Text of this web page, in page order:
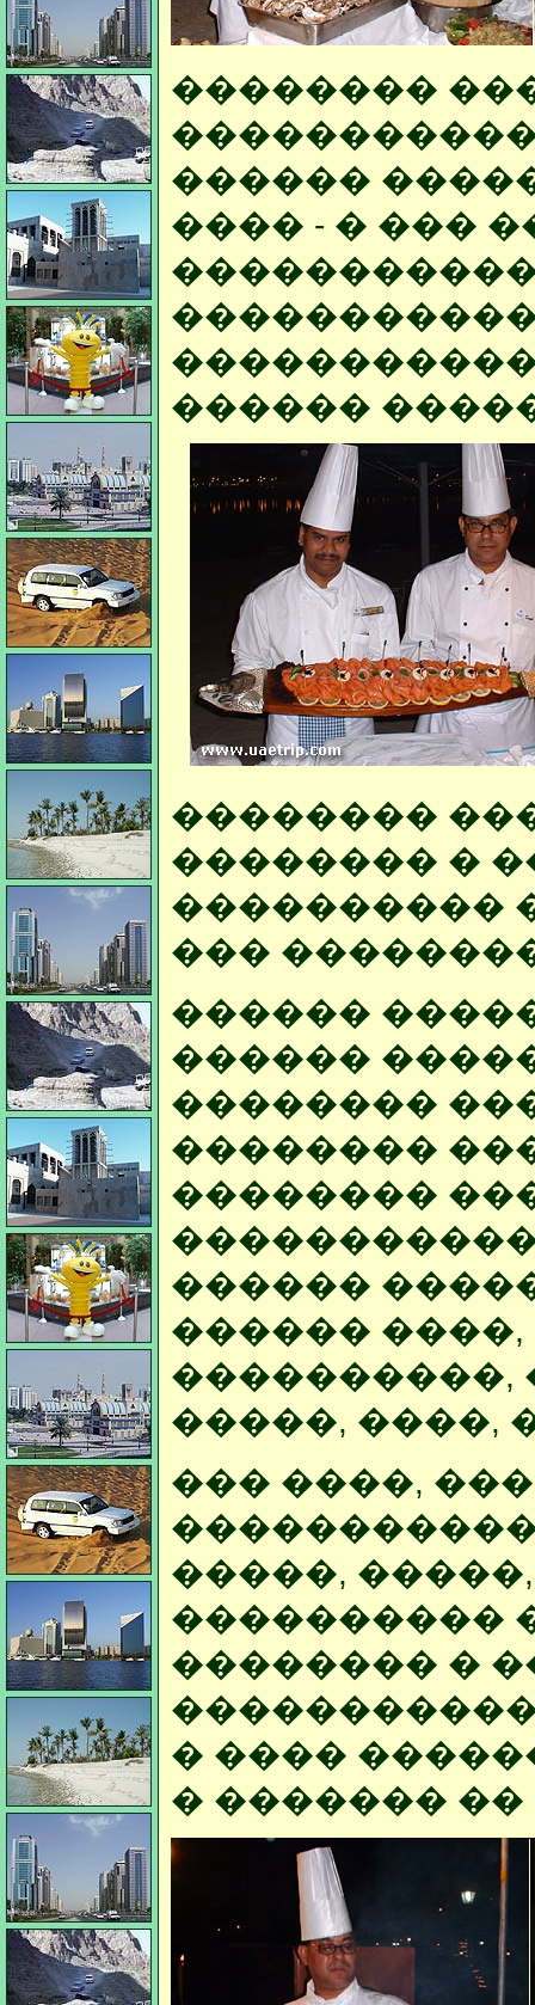
��������
������
���� - � ���
������
��������
�������� �
����������
��� ���������
������
������
��������
��������
��������
������
������
����������,
�����, ����,
��� ����,
�����,
����������
�������� �
� ����
� �������